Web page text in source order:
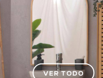
VER TODO